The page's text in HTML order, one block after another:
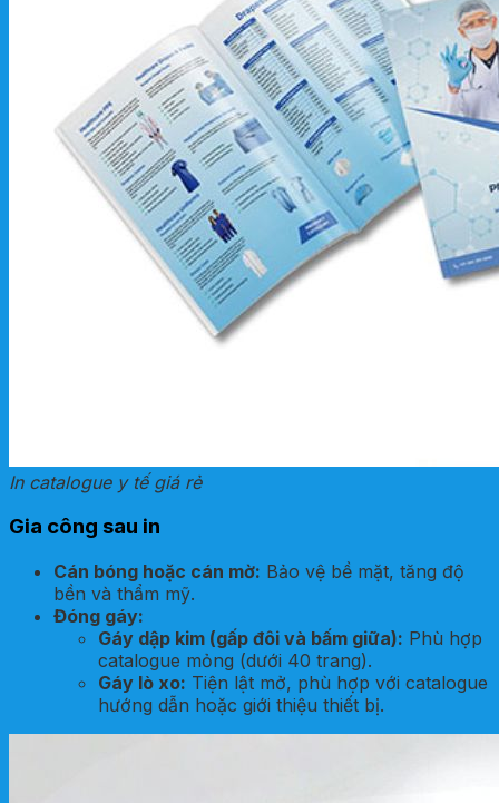
In catalogue y tế giá rẻ
Gia công sau in
Cán bóng hoặc cán mờ: Bảo vệ bề mặt, tăng độ
bền và thẩm mỹ.
Đóng gáy:
Gáy dập kim (gấp đôi và bấm giữa): Phù hợp
catalogue mỏng (dưới 40 trang).
Gáy lò xo: Tiện lật mở, phù hợp với catalogue
hướng dẫn hoặc giới thiệu thiết bị.